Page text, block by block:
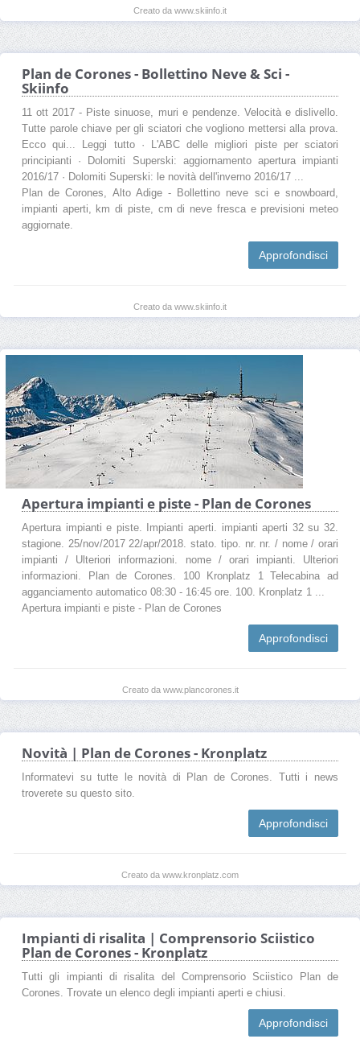
Creato da www.skiinfo.it
Plan de Corones - Bollettino Neve & Sci -
Skiinfo
11 ott 2017 - Piste sinuose, muri e pendenze. Velocità e dislivello.
Tutte parole chiave per gli sciatori che vogliono mettersi alla prova.
Ecco qui... Leggi tutto · L'ABC delle migliori piste per sciatori
principianti · Dolomiti Superski: aggiornamento apertura impianti
2016/17 · Dolomiti Superski: le novità dell'inverno 2016/17 ...
Plan de Corones, Alto Adige - Bollettino neve sci e snowboard,
impianti aperti, km di piste, cm di neve fresca e previsioni meteo
aggiornate.
Approfondisci
Creato da www.skiinfo.it
Apertura impianti e piste - Plan de Corones
Apertura impianti e piste. Impianti aperti. impianti aperti 32 su 32.
stagione. 25/nov/2017 22/apr/2018. stato. tipo. nr. nr. / nome / orari
impianti / Ulteriori informazioni. nome / orari impianti. Ulteriori
informazioni. Plan de Corones. 100 Kronplatz 1 Telecabina ad
agganciamento automatico 08:30 - 16:45 ore. 100. Kronplatz 1 ...
Apertura impianti e piste - Plan de Corones
Approfondisci
Creato da www.plancorones.it
Novità | Plan de Corones - Kronplatz
Informatevi su tutte le novità di Plan de Corones. Tutti i news
troverete su questo sito.
Approfondisci
Creato da www.kronplatz.com
Impianti di risalita | Comprensorio Sciistico
Plan de Corones - Kronplatz
Tutti gli impianti di risalita del Comprensorio Sciistico Plan de
Corones. Trovate un elenco degli impianti aperti e chiusi.
Approfondisci